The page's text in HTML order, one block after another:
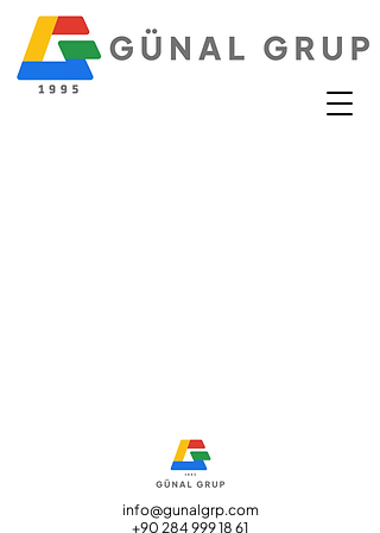
info@gunalgrp.com
+90 284 999 18 61